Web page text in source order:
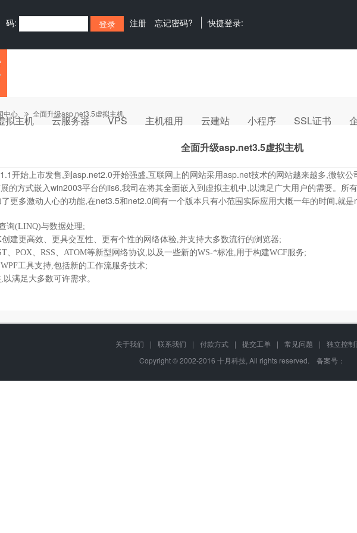
码: 注册 忘记密码? 快捷登录:
拟主机 云服务器 VPS 主机租用 云建站 小程序 SSL证书
中心 全面升级asp.net3.5虚拟主机
全面升级asp.net3.5虚拟主机
开始上市发售,到asp.net2.0开始强盛,互联网上的网站采用asp.net技术的网站越来越多,微软
的方式嵌入win2003平台的iis6,我司在将其全面嵌入到虚拟主机中,以满足广大用户的需要。所
更多激动人心的功能,在net3.5和net2.0间有一个版本只有小范围实际应用大概一年的时间,就
询(LINQ)与数据处理;
创建更高效、更具交互性、更有个性的网络体验,并支持大多数流行的浏览器;
、POX、RSS、ATOM等新型网络协议,以及一些新的WS-*标准,用于构建WCF服务;
工具支持,包括新的工作流服务技术;
满足大多数可许需求。
关于我们 | 联系我们 | 付款方式 | 提交工单 | 常见问题 |
独立控制
Copyright © 2002-2016 十月科技, All rights reserved. 备案号：